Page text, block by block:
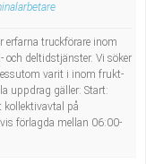
erfarna truckförare inom
och deltidstjänster. Vi söker
varit i inom frukt-
uppdrag gäller: Start:
kollektivavtal på
förlagda mellan 06:00-